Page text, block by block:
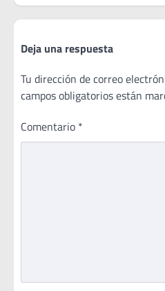
Deja una respuesta
Tu dirección de correo
campos obligatorios están
Comentario *